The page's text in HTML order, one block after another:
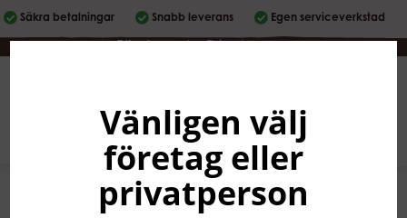
Säkra betalningar Snabb leverans Egen serviceverkstad
Företag | Privatperson
0
Vänligen välj
företag eller
privatperson